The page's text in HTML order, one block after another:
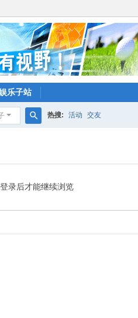
乐子站
热搜: 活动 交友
录后才能继续浏览